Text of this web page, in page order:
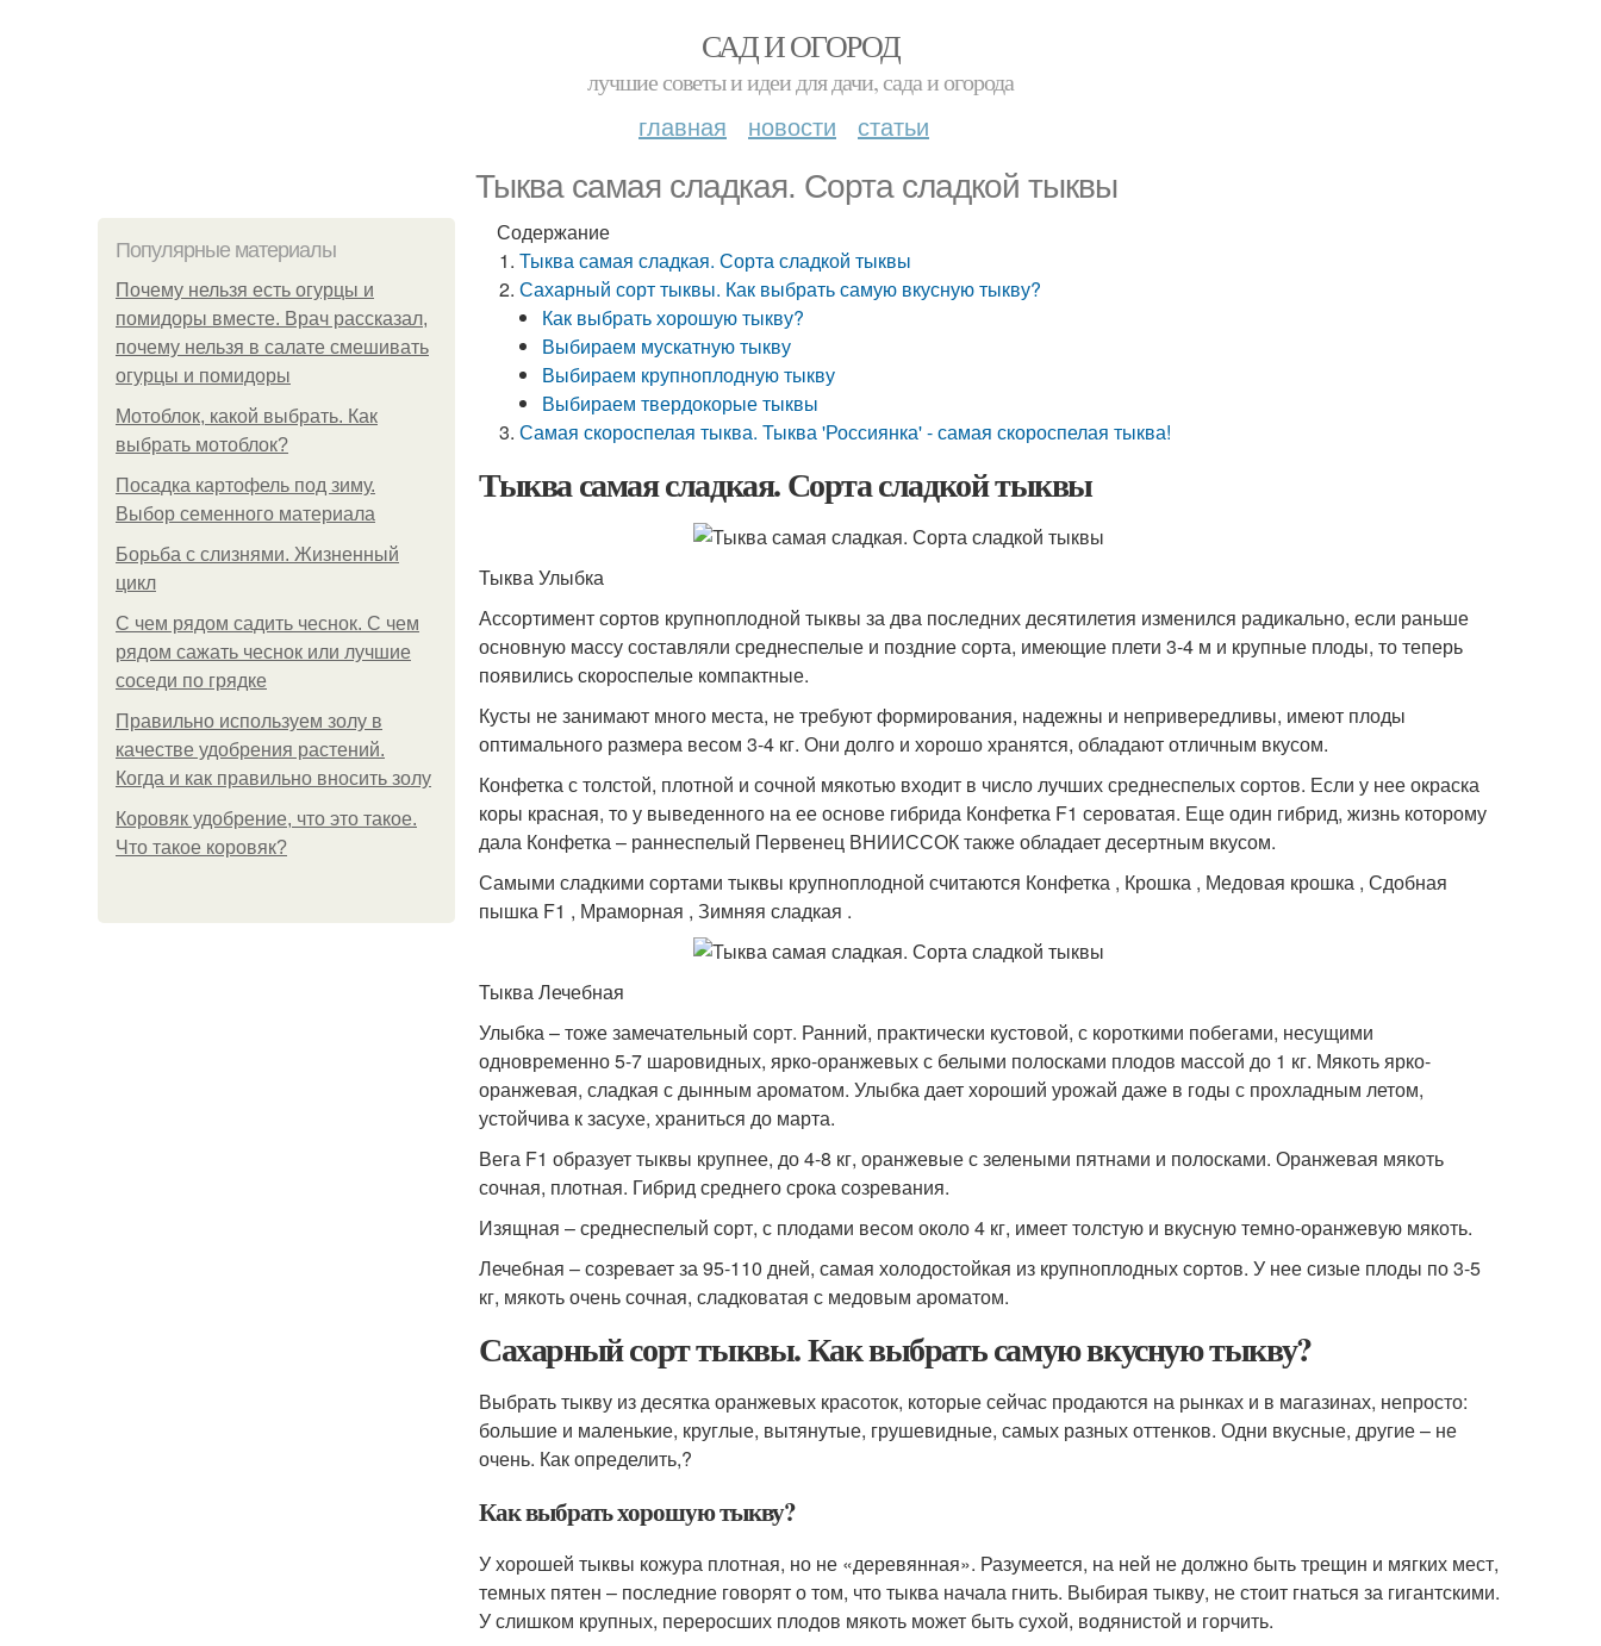
САД И ОГОРОД
лучшие советы и идеи для дачи, сада и огорода
главная новости статьи
Тыква самая сладкая. Сорта сладкой тыквы
Популярные материалы
Почему нельзя есть огурцы и
помидоры вместе. Врач рассказал,
почему нельзя в салате смешивать
огурцы и помидоры
Мотоблок, какой выбрать. Как
выбрать мотоблок?
Посадка картофель под зиму.
Выбор семенного материала
Борьба с слизнями. Жизненный
цикл
С чем рядом садить чеснок. С чем
рядом сажать чеснок или лучшие
соседи по грядке
Правильно используем золу в
качестве удобрения растений.
Когда и как правильно вносить золу
Коровяк удобрение, что это такое.
Что такое коровяк?
Содержание
Тыква самая сладкая. Сорта сладкой тыквы
Сахарный сорт тыквы. Как выбрать самую вкусную тыкву?
Как выбрать хорошую тыкву?
Выбираем мускатную тыкву
Выбираем крупноплодную тыкву
Выбираем твердокорые тыквы
Самая скороспелая тыква. Тыква 'Россиянка' - самая скороспелая тыква!
Тыква самая сладкая. Сорта сладкой тыквы
Тыква Улыбка
Ассортимент сортов крупноплодной тыквы за два последних десятилетия изменился радикально, если раньше
основную массу составляли среднеспелые и поздние сорта, имеющие плети 3-4 м и крупные плоды, то теперь
появились скороспелые компактные.
Кусты не занимают много места, не требуют формирования, надежны и непривередливы, имеют плоды
оптимального размера весом 3-4 кг. Они долго и хорошо хранятся, обладают отличным вкусом.
Конфетка с толстой, плотной и сочной мякотью входит в число лучших среднеспелых сортов. Если у нее окраска
коры красная, то у выведенного на ее основе гибрида Конфетка F1 сероватая. Еще один гибрид, жизнь которому
дала Конфетка – раннеспелый Первенец ВНИИССОК также обладает десертным вкусом.
Самыми сладкими сортами тыквы крупноплодной считаются Конфетка , Крошка , Медовая крошка , Сдобная
пышка F1 , Мраморная , Зимняя сладкая .
Тыква Лечебная
Улыбка – тоже замечательный сорт. Ранний, практически кустовой, с короткими побегами, несущими
одновременно 5-7 шаровидных, ярко-оранжевых с белыми полосками плодов массой до 1 кг. Мякоть ярко-
оранжевая, сладкая с дынным ароматом. Улыбка дает хороший урожай даже в годы с прохладным летом,
устойчива к засухе, храниться до марта.
Вега F1 образует тыквы крупнее, до 4-8 кг, оранжевые с зелеными пятнами и полосками. Оранжевая мякоть
сочная, плотная. Гибрид среднего срока созревания.
Изящная – среднеспелый сорт, с плодами весом около 4 кг, имеет толстую и вкусную темно-оранжевую мякоть.
Лечебная – созревает за 95-110 дней, самая холодостойкая из крупноплодных сортов. У нее сизые плоды по 3-5
кг, мякоть очень сочная, сладковатая с медовым ароматом.
Сахарный сорт тыквы. Как выбрать самую вкусную тыкву?
Выбрать тыкву из десятка оранжевых красоток, которые сейчас продаются на рынках и в магазинах, непросто:
большие и маленькие, круглые, вытянутые, грушевидные, самых разных оттенков. Одни вкусные, другие – не
очень. Как определить,?
Как выбрать хорошую тыкву?
У хорошей тыквы кожура плотная, но не «деревянная». Разумеется, на ней не должно быть трещин и мягких мест,
темных пятен – последние говорят о том, что тыква начала гнить. Выбирая тыкву, не стоит гнаться за гигантскими.
У слишком крупных, переросших плодов мякоть может быть сухой, водянистой и горчить.